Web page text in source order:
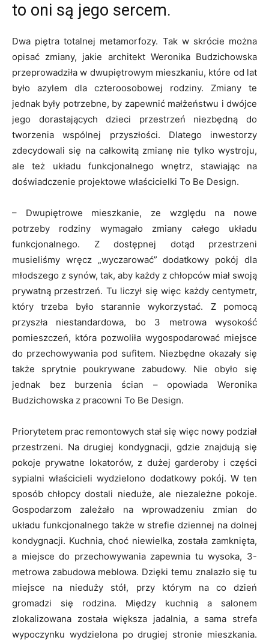
to oni są jego sercem.
Dwa piętra totalnej metamorfozy. Tak w skrócie można
opisać zmiany, jakie architekt Weronika Budzichowska
przeprowadziła w dwupiętrowym mieszkaniu, które od lat
było azylem dla czteroosobowej rodziny. Zmiany te
jednak były potrzebne, by zapewnić małżeństwu i dwójce
jego dorastających dzieci przestrzeń niezbędną do
tworzenia wspólnej przyszłości. Dlatego inwestorzy
zdecydowali się na całkowitą zmianę nie tylko wystroju,
ale też układu funkcjonalnego wnętrz, stawiając na
doświadczenie projektowe właścicielki To Be Design.
– Dwupiętrowe mieszkanie, ze względu na nowe
potrzeby rodziny wymagało zmiany całego układu
funkcjonalnego. Z dostępnej dotąd przestrzeni
musieliśmy wręcz „wyczarować” dodatkowy pokój dla
młodszego z synów, tak, aby każdy z chłopców miał swoją
prywatną przestrzeń. Tu liczył się więc każdy centymetr,
który trzeba było starannie wykorzystać. Z pomocą
przyszła niestandardowa, bo 3 metrowa wysokość
pomieszczeń, która pozwoliła wygospodarować miejsce
do przechowywania pod sufitem. Niezbędne okazały się
także sprytnie poukrywane zabudowy. Nie obyło się
jednak bez burzenia ścian – opowiada Weronika
Budzichowska z pracowni To Be Design.
Priorytetem prac remontowych stał się więc nowy podział
przestrzeni. Na drugiej kondygnacji, gdzie znajdują się
pokoje prywatne lokatorów, z dużej garderoby i części
sypialni właścicieli wydzielono dodatkowy pokój. W ten
sposób chłopcy dostali nieduże, ale niezależne pokoje.
Gospodarzom zależało na wprowadzeniu zmian do
układu funkcjonalnego także w strefie dziennej na dolnej
kondygnacji. Kuchnia, choć niewielka, została zamknięta,
a miejsce do przechowywania zapewnia tu wysoka, 3-
metrowa zabudowa meblowa. Dzięki temu znalazło się tu
miejsce na nieduży stół, przy którym na co dzień
gromadzi się rodzina. Między kuchnią a salonem
zlokalizowana została większa jadalnia, a sama strefa
wypoczynku wydzielona po drugiej stronie mieszkania.